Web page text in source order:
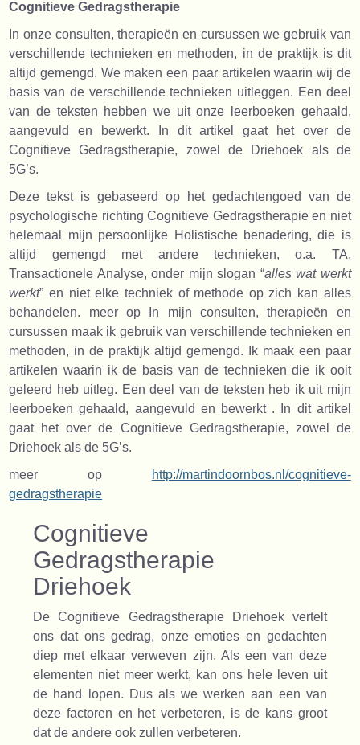
Cognitieve Gedragstherapie
In onze consulten, therapieën en cursussen we gebruik van
verschillende technieken en methoden, in de praktijk is dit
altijd gemengd. We maken een paar artikelen waarin wij de
basis van de verschillende technieken uitleggen. Een deel
van de teksten hebben we uit onze leerboeken gehaald,
aangevuld en bewerkt. In dit artikel gaat het over de
Cognitieve Gedragstherapie, zowel de Driehoek als de
5G’s.
Deze tekst is gebaseerd op het gedachtengoed van de
psychologische richting Cognitieve Gedragstherapie en niet
helemaal mijn persoonlijke Holistische benadering, die is
altijd gemengd met andere technieken, o.a. TA,
Transactionele Analyse, onder mijn slogan “alles wat werkt
werkt” en niet elke techniek of methode op zich kan alles
behandelen. meer op In mijn consulten, therapieën en
cursussen maak ik gebruik van verschillende technieken en
methoden, in de praktijk altijd gemengd. Ik maak een paar
artikelen waarin ik de basis van de technieken die ik ooit
geleerd heb uitleg. Een deel van de teksten heb ik uit mijn
leerboeken gehaald, aangevuld en bewerkt . In dit artikel
gaat het over de Cognitieve Gedragstherapie, zowel de
Driehoek als de 5G’s.
meer op
http://martindoornbos.nl/cognitieve-
gedragstherapie
Cognitieve
Gedragstherapie
Driehoek
De Cognitieve Gedragstherapie Driehoek vertelt
ons dat ons gedrag, onze emoties en gedachten
diep met elkaar verweven zijn. Als een van deze
elementen niet meer werkt, kan ons hele leven uit
de hand lopen. Dus als we werken aan een van
deze factoren en het verbeteren, is de kans groot
dat de andere ook zullen verbeteren.